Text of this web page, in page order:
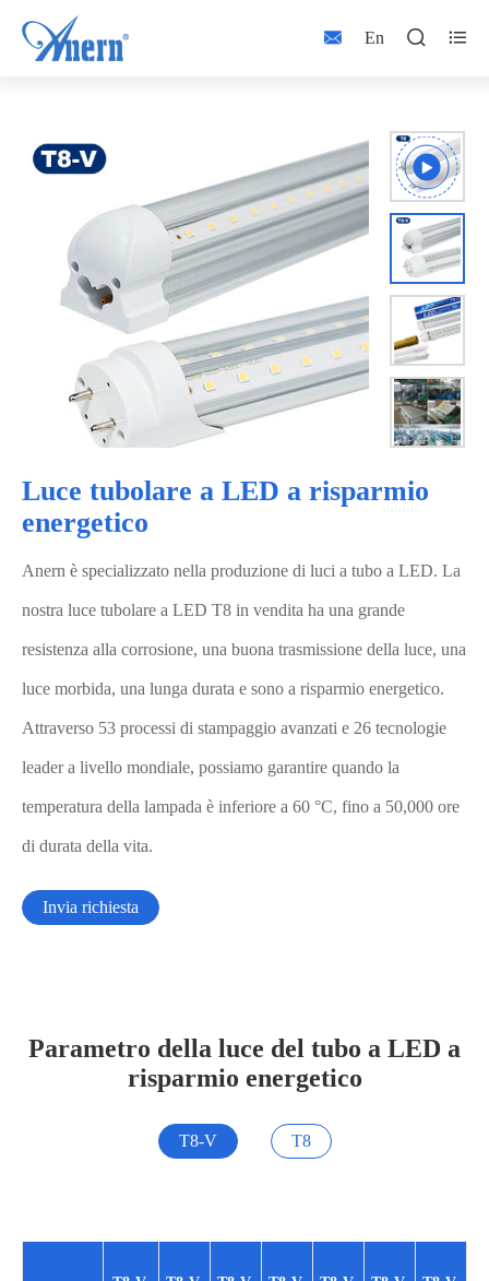
 En  
Luce tubolare a LED a risparmio
energetico
Anern è specializzato nella produzione di luci a tubo a LED. La
nostra luce tubolare a LED T8 in vendita ha una grande
resistenza alla corrosione, una buona trasmissione della luce, una
luce morbida, una lunga durata e sono a risparmio energetico.
Attraverso 53 processi di stampaggio avanzati e 26 tecnologie
leader a livello mondiale, possiamo garantire quando la
temperatura della lampada è inferiore a 60 °C, fino a 50,000 ore
di durata della vita.
Invia richiesta

Parametro della luce del tubo a LED a
risparmio energetico
T8-V T8